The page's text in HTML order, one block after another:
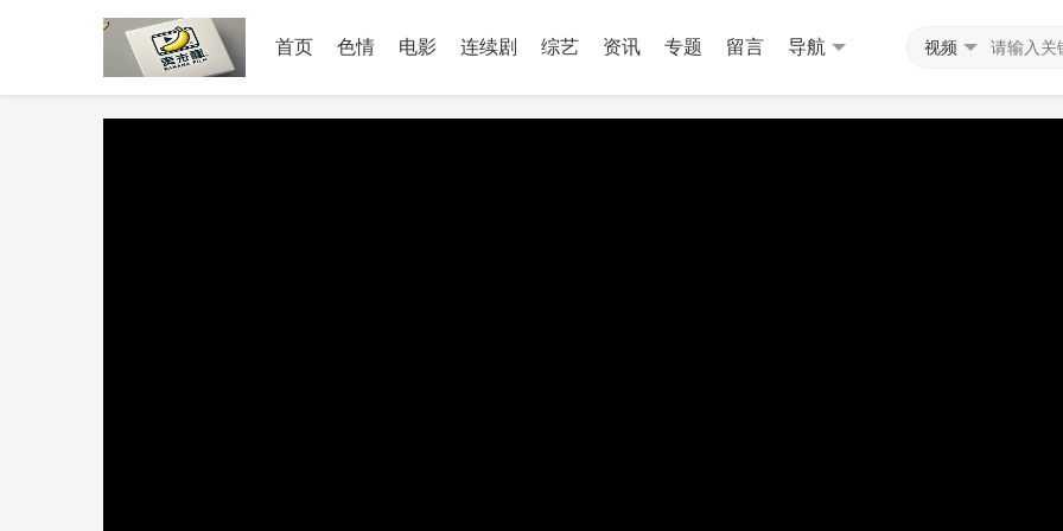
首页 色情 电影 连续剧 综艺 资讯 专题 留言 导航 视频